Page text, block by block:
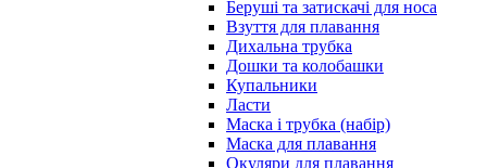
Беруші та затискачі для носа
Взуття для плавання
Дихальна трубка
Дошки та колобашки
Купальники
Ласти
Маска і трубка (набір)
Маска для плавання
Окуляри для плавання